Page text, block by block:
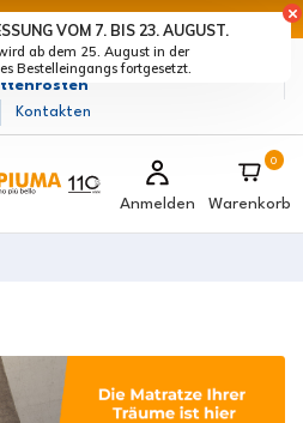
von Matratzen, Kissen und
Kontakten
Anmelden
0
Warenkorb
ab dem 25. August in der
Bestelleingangs fortgesetzt.
VOM 7. BIS 23. AUGUST.